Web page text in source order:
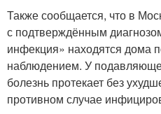
Также сообщается, что в
с подтверждённым
инфекция» находятся дома
наблюдением. У
болезнь протекает без
противном случае